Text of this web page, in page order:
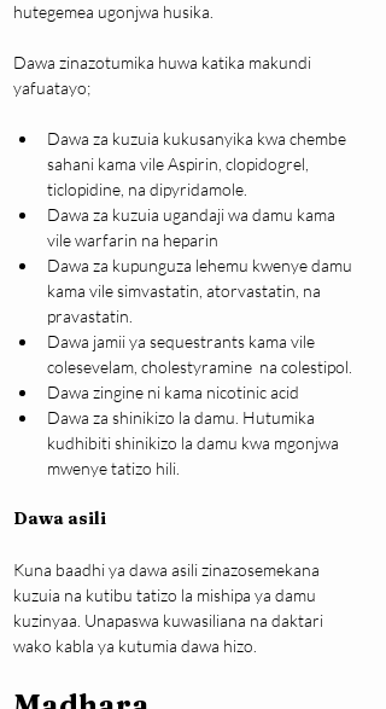
hutegemea ugonjwa husika.
Dawa zinazotumika huwa katika makundi
yafuatayo;
Dawa za kuzuia kukusanyika kwa chembe
sahani kama vile Aspirin, clopidogrel,
ticlopidine, na dipyridamole.
Dawa za kuzuia ugandaji wa damu kama
vile warfarin na heparin
Dawa za kupunguza lehemu kwenye damu
kama vile simvastatin, atorvastatin, na
pravastatin.
Dawa jamii ya sequestrants kama vile
colesevelam, cholestyramine  na colestipol.
Dawa zingine ni kama nicotinic acid
Dawa za shinikizo la damu. Hutumika
kudhibiti shinikizo la damu kwa mgonjwa
mwenye tatizo hili.
Dawa asili
Kuna baadhi ya dawa asili zinazosemekana
kuzuia na kutibu tatizo la mishipa ya damu
kuzinyaa. Unapaswa kuwasiliana na daktari
wako kabla ya kutumia dawa hizo.